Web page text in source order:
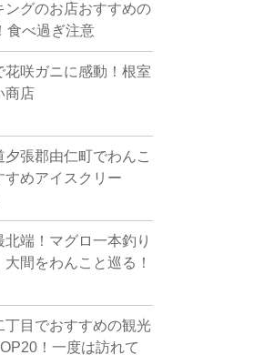
ングのお店おすすめの
食べ過ぎ注意
花咲ガニに感動！根室
商店
夕張郡由仁町でわんこ
すめアイスクリー
北端！マグロ一本釣り
大間をわんこと巡る！
丁目でおすすめの観光
！一度は訪れて